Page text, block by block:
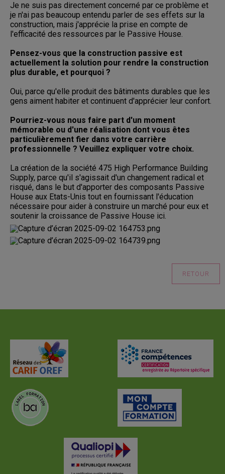
Je ne suis pas directement concerné par ce problème et
je n'ai pas beaucoup entendu parler de ses effets sur la
construction, mais j'apprécie la prise en compte de
l'efficacité des ressources par le Passive House.
Pensez-vous que la construction passive est
actuellement la solution pour rendre la construction
plus durable, et pourquoi ?
Oui, parce qu'elle produit des bâtiments durables que les
gens aiment habiter et continuent d'apprécier leur confort.
Pourriez-vous nous faire part d'un moment
mémorable ou d'une réalisation dont vous êtes
particulièrement fier dans votre carrière
professionnelle ? Veuillez expliquer votre choix.
La création de la société 475 High Performance Building
Supply, parce qu'il s'agissait d'un changement radical et
risqué, dans le but d'apporter des composants Passive
House aux Etats-Unis tout en fournissant l'éducation
nécessaire pour aider à construire un marché pour eux et
soutenir la croissance de Passive House ici.
RETOUR